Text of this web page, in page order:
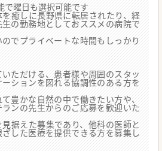
曜日も選択可能です
癒しに長野県に転居されたり、経
の勤務地としておススメの病院で
でプライベートな時間もしっかり
ただける、患者様や周囲のスタッ
ションを図れる協調性のある方を
豊かな自然の中で働きたい方や、
ンの先生からのご応募を歓迎いた
据えた募集であり、他科の医師と
した医療を提供できる方を募集し